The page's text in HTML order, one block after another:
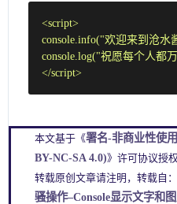
<script>
console.info("欢迎来到沧水
console.log("祝愿每个人都
</script>
本文基于《署名-非商业性使
BY-NC-SA 4.0)》许可协议授权
转载原创文章请注明，转载自：
骚操作–Console显示文字和